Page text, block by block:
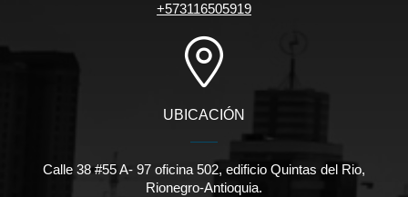
+573116505919
UBICACIÓN
Calle 38 #55 A- 97 oficina 502, edificio Quintas del Rio,
Rionegro-Antioquia.